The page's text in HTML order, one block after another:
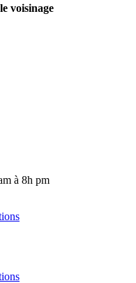
voisinage
à 8h pm